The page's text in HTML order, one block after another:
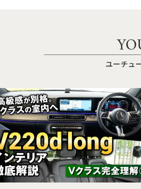
ユーチュ